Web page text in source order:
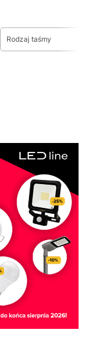
Rodzaj taśmy